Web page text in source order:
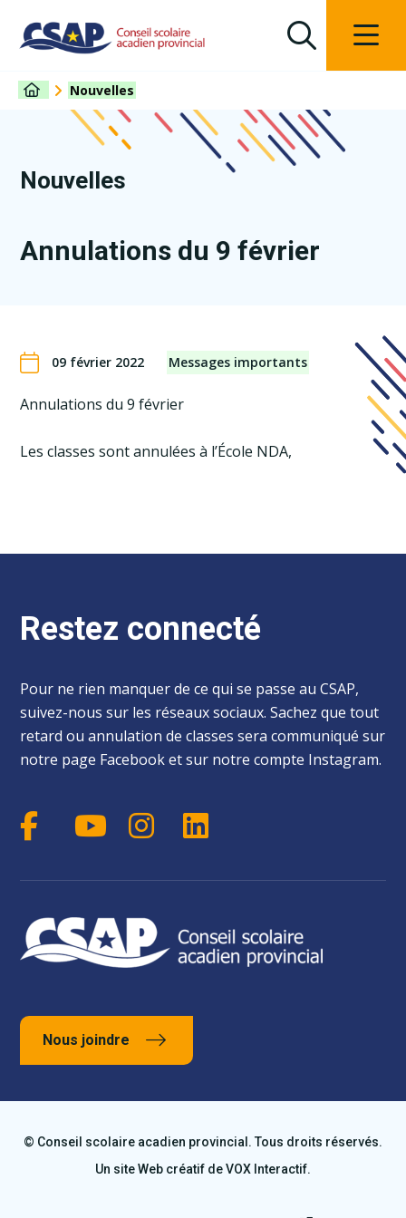
Nouvelles
Nouvelles
Annulations du 9 février
09 février 2022 Messages importants
Annulations du 9 février
Les classes sont annulées à l’École NDA,
Restez connecté
Pour ne rien manquer de ce qui se passe au CSAP,
suivez-nous sur les réseaux sociaux. Sachez que tout
retard ou annulation de classes sera communiqué sur
notre page Facebook et sur notre compte Instagram.
Nous joindre
© Conseil scolaire acadien provincial. Tous droits réservés.
Un site Web créatif deVOX Interactif.